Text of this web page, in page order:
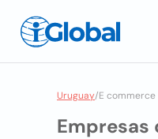
Uruguay/E commerce
Empresas